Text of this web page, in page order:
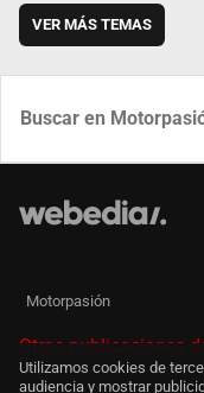
VER MÁS TEMAS
Motorpasión
Otras publicaciones
Utilizamos cookies de
audiencia y mostrar